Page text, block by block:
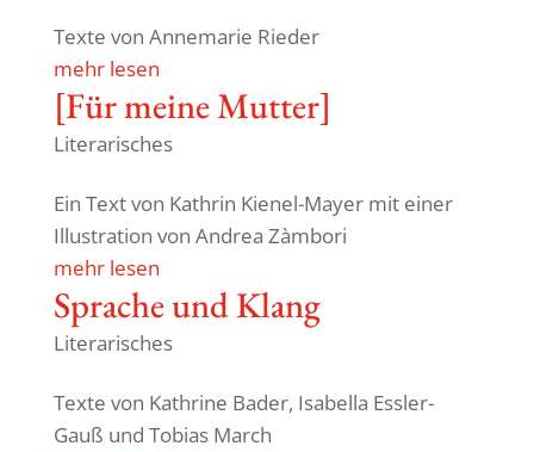
Texte von Anne­marie Rieder
mehr lesen
[Für meine Mutter]
Literarisches
Ein Text von Kathrin Kienel-Mayer mit einer
Illus­tra­tion von Andrea Zàmbori
mehr lesen
Sprache und Klang
Literarisches
Texte von Kath­rine Bader, Isabella Essler-
Gauß und Tobias March